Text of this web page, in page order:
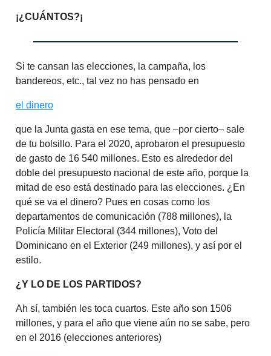
¡¿CUÁNTOS?¡
Si te cansan las elecciones, la campaña, los
bandereos, etc., tal vez no has pensado en
el dinero
que la Junta gasta en ese tema, que –por cierto– sale
de tu bolsillo. Para el 2020, aprobaron el presupuesto
de gasto de 16 540 millones. Esto es alrededor del
doble del presupuesto nacional de este año, porque la
mitad de eso está destinado para las elecciones. ¿En
qué se va el dinero? Pues en cosas como los
departamentos de comunicación (788 millones), la
Policía Militar Electoral (344 millones), Voto del
Dominicano en el Exterior (249 millones), y así por el
estilo.
¿Y LO DE LOS PARTIDOS?
Ah sí, también les toca cuartos. Este año son 1506
millones, y para el año que viene aún no se sabe, pero
en el 2016 (elecciones anteriores)